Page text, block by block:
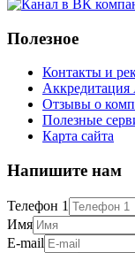
Полезное
Контакты и
Аккредитация
Отзывы о
Полезные
Карта сайта
Напишите нам
Телефон 1
Имя
E-mail